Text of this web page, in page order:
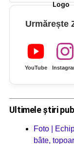
Urmărește
YouTube
Ultimele știri
Foto |
bâte,